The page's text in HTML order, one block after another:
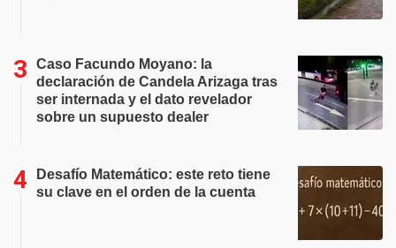
Caso Facundo Moyano: la
declaración de Candela Arizaga tras
ser internada y el dato revelador
sobre un supuesto dealer
Desafío Matemático: este reto tiene
su clave en el orden de la cuenta